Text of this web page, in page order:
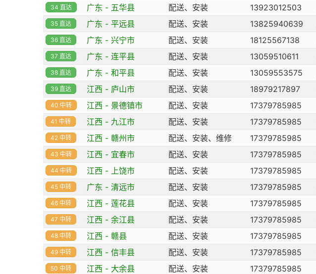
34 直达 广东 - 五华县 配送、安装 13923012503
35 直达 广东 - 平远县 配送、安装 13825940639
36 直达 广东 - 兴宁市 配送、安装 18125567138
37 直达 广东 - 连平县 配送、安装 13059510611
38 直达 广东 - 和平县 配送、安装 13059553575
39 直达 江西 - 庐山市 配送、安装 18979217897
40 中转 江西 - 景德镇市 配送、安装 17379785985
41 中转 江西 - 九江市 配送、安装 17379785985
42 中转 江西 - 赣州市 配送、安装、维修 17379785985
43 中转 江西 - 宜春市 配送、安装 17379785985
44 中转 江西 - 上饶市 配送、安装 17379785985
45 中转 广东 - 清远市 配送、安装 17379785985
46 中转 江西 - 莲花县 配送、安装 17379785985
47 中转 江西 - 余江县 配送、安装 17379785985
48 中转 江西 - 赣县 配送、安装 17379785985
49 中转 江西 - 信丰县 配送、安装 17379785985
50 中转 江西 - 大余县 配送、安装 17379785985